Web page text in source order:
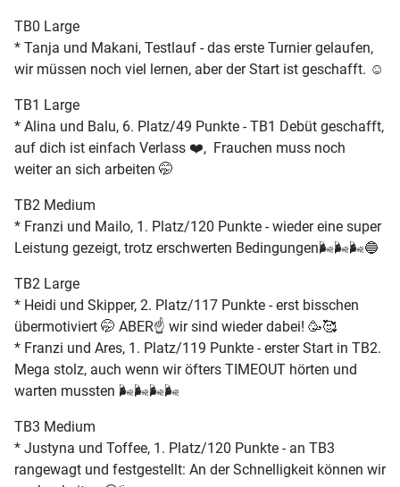
TB0 Large
* Tanja und Makani, Testlauf - das erste Turnier gelaufen,
wir müssen noch viel lernen, aber der Start ist geschafft. ☺️
TB1 Large
* Alina und Balu, 6. Platz/49 Punkte - TB1 Debüt geschafft,
auf dich ist einfach Verlass ❤️, Frauchen muss noch
weiter an sich arbeiten 🤭
TB2 Medium
* Franzi und Mailo, 1. Platz/120 Punkte - wieder eine super
Leistung gezeigt, trotz erschwerten Bedingungen🌬️🌬️🌬️🔵
TB2 Large
* Heidi und Skipper, 2. Platz/117 Punkte - erst bisschen
übermotiviert 🤭 ABER☝️ wir sind wieder dabei! 🥳🥰
* Franzi und Ares, 1. Platz/119 Punkte - erster Start in TB2.
Mega stolz, auch wenn wir öfters TIMEOUT hörten und
warten mussten 🌬️🌬️🌬️🌬️
TB3 Medium
* Justyna und Toffee, 1. Platz/120 Punkte - an TB3
rangewagt und festgestellt: An der Schnelligkeit können wir